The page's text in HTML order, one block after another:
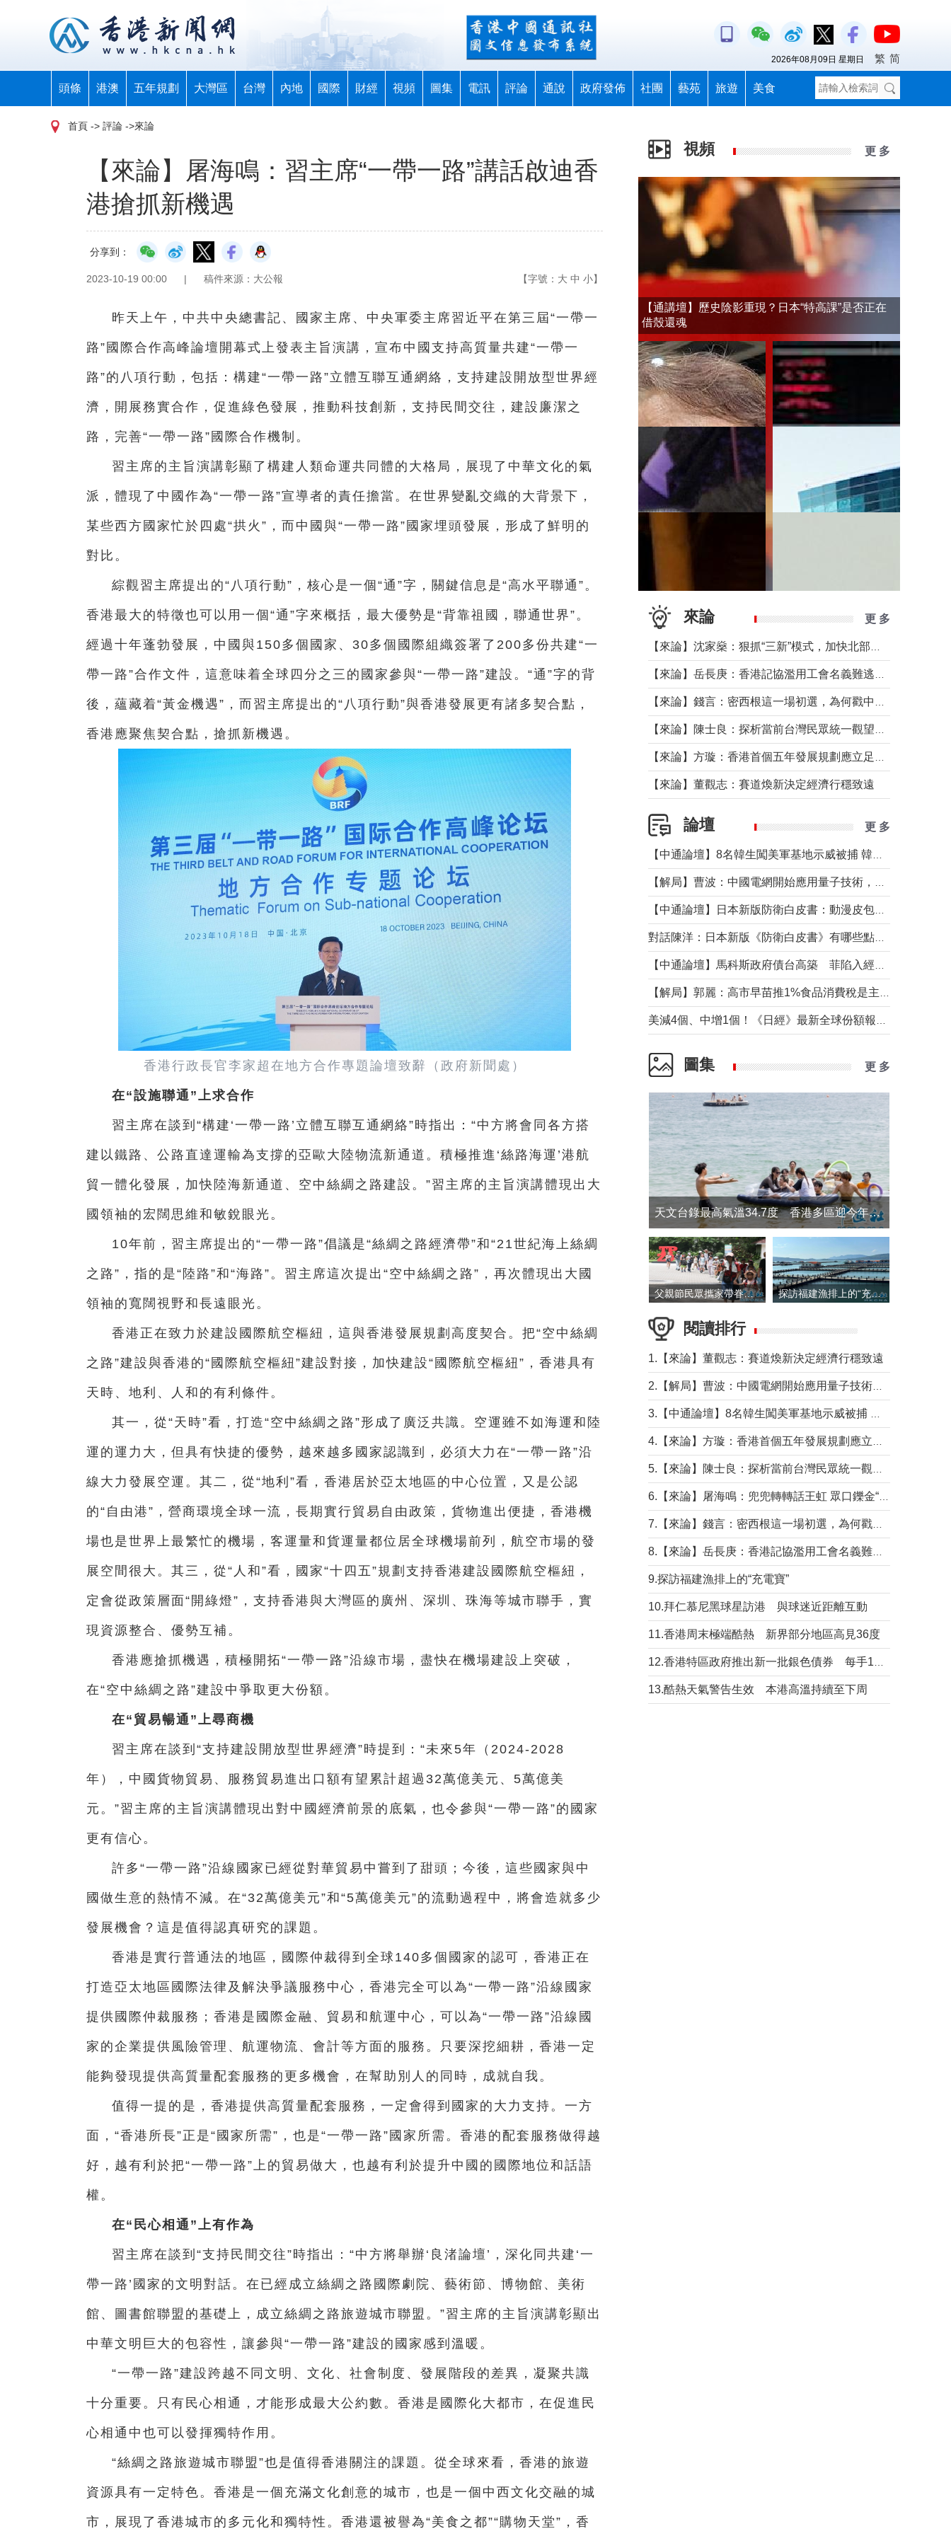
頭條 港澳 五年規劃 大灣區 台灣 內地 國際 財經 視頻 圖集 電訊 評論 通說 政府發佈 社團 藝苑 旅遊 美食
2026年08月09日 星期日 繁 简
首頁 -> 評論 ->來論
【來論】屠海鳴：習主席“一帶一路”講話啟迪香
港搶抓新機遇
分享到：
2023-10-19 00:00 | 稿件來源：大公報 【字號： 大 中 小】
昨天上午，中共中央總書記、國家主席、中央軍委主席習近平在第三屆“一帶一
路”國際合作高峰論壇開幕式上發表主旨演講，宣布中國支持高質量共建“一帶一
路”的八項行動，包括：構建“一帶一路”立體互聯互通網絡，支持建設開放型世界經
濟，開展務實合作，促進綠色發展，推動科技創新，支持民間交往，建設廉潔之
路，完善“一帶一路”國際合作機制。
習主席的主旨演講彰顯了構建人類命運共同體的大格局，展現了中華文化的氣
派，體現了中國作為“一帶一路”宣導者的責任擔當。在世界變亂交織的大背景下，
某些西方國家忙於四處“拱火”，而中國與“一帶一路”國家埋頭發展，形成了鮮明的
對比。
綜觀習主席提出的“八項行動”，核心是一個“通”字，關鍵信息是“高水平聯通”。
香港最大的特徵也可以用一個“通”字來概括，最大優勢是“背靠祖國，聯通世界”。
經過十年蓬勃發展，中國與150多個國家、30多個國際組織簽署了200多份共建“一
帶一路”合作文件，這意味着全球四分之三的國家參與“一帶一路”建設。“通”字的背
後，蘊藏着“黃金機遇”，而習主席提出的“八項行動”與香港發展更有諸多契合點，
香港應聚焦契合點，搶抓新機遇。
香港行政長官李家超在地方合作專題論壇致辭（政府新聞處）
在“設施聯通”上求合作
習主席在談到“構建‘一帶一路’立體互聯互通網絡”時指出：“中方將會同各方搭
建以鐵路、公路直達運輸為支撐的亞歐大陸物流新通道。積極推進‘絲路海運’港航
貿一體化發展，加快陸海新通道、空中絲綢之路建設。”習主席的主旨演講體現出大
國領袖的宏闊思維和敏銳眼光。
10年前，習主席提出的“一帶一路”倡議是“絲綢之路經濟帶”和“21世紀海上絲綢
之路”，指的是“陸路”和“海路”。習主席這次提出“空中絲綢之路”，再次體現出大國
領袖的寬闊視野和長遠眼光。
香港正在致力於建設國際航空樞紐，這與香港發展規劃高度契合。把“空中絲綢
之路”建設與香港的“國際航空樞紐”建設對接，加快建設“國際航空樞紐”，香港具有
天時、地利、人和的有利條件。
其一，從“天時”看，打造“空中絲綢之路”形成了廣泛共識。空運雖不如海運和陸
運的運力大，但具有快捷的優勢，越來越多國家認識到，必須大力在“一帶一路”沿
線大力發展空運。其二，從“地利”看，香港居於亞太地區的中心位置，又是公認
的“自由港”，營商環境全球一流，長期實行貿易自由政策，貨物進出便捷，香港機
場也是世界上最繁忙的機場，客運量和貨運量都位居全球機場前列，航空市場的發
展空間很大。其三，從“人和”看，國家“十四五”規劃支持香港建設國際航空樞紐，
定會從政策層面“開綠燈”，支持香港與大灣區的廣州、深圳、珠海等城市聯手，實
現資源整合、優勢互補。
香港應搶抓機遇，積極開拓“一帶一路”沿線市場，盡快在機場建設上突破，
在“空中絲綢之路”建設中爭取更大份額。
在“貿易暢通”上尋商機
習主席在談到“支持建設開放型世界經濟”時提到：“未來5年（2024-2028
年），中國貨物貿易、服務貿易進出口額有望累計超過32萬億美元、5萬億美
元。”習主席的主旨演講體現出對中國經濟前景的底氣，也令參與“一帶一路”的國家
更有信心。
許多“一帶一路”沿線國家已經從對華貿易中嘗到了甜頭；今後，這些國家與中
國做生意的熱情不減。在“32萬億美元”和“5萬億美元”的流動過程中，將會造就多少
發展機會？這是值得認真研究的課題。
香港是實行普通法的地區，國際仲裁得到全球140多個國家的認可，香港正在
打造亞太地區國際法律及解決爭議服務中心，香港完全可以為“一帶一路”沿線國家
提供國際仲裁服務；香港是國際金融、貿易和航運中心，可以為“一帶一路”沿線國
家的企業提供風險管理、航運物流、會計等方面的服務。只要深挖細耕，香港一定
能夠發現提供高質量配套服務的更多機會，在幫助別人的同時，成就自我。
值得一提的是，香港提供高質量配套服務，一定會得到國家的大力支持。一方
面，“香港所長”正是“國家所需”，也是“一帶一路”國家所需。香港的配套服務做得越
好，越有利於把“一帶一路”上的貿易做大，也越有利於提升中國的國際地位和話語
權。
在“民心相通”上有作為
習主席在談到“支持民間交往”時指出：“中方將舉辦‘良渚論壇’，深化同共建‘一
帶一路’國家的文明對話。在已經成立絲綢之路國際劇院、藝術節、博物館、美術
館、圖書館聯盟的基礎上，成立絲綢之路旅遊城市聯盟。”習主席的主旨演講彰顯出
中華文明巨大的包容性，讓參與“一帶一路”建設的國家感到溫暖。
“一帶一路”建設跨越不同文明、文化、社會制度、發展階段的差異，凝聚共識
十分重要。只有民心相通，才能形成最大公約數。香港是國際化大都市，在促進民
心相通中也可以發揮獨特作用。
“絲綢之路旅遊城市聯盟”也是值得香港關注的課題。從全球來看，香港的旅遊
資源具有一定特色。香港是一個充滿文化創意的城市，也是一個中西文化交融的城
市，展現了香港城市的多元化和獨特性。香港還被譽為“美食之都”“購物天堂”，香
視頻 更 多
【通講壇】歷史陰影重現？日本“特高課”是否正在
借殼還魂
來論 更 多
【來論】董觀志：賽道煥新決定經濟行穩致遠
論壇 更 多
圖集 更 多
天文台錄最高氣溫34.7度 香港多區迎今年最熱一天
父親節民眾攜家帶眷出遊 探訪福建漁排上的“充電寶”
閱讀排行
1.【來論】董觀志：賽道煥新決定經濟行穩致遠
9.探訪福建漁排上的“充電寶”
10.拜仁慕尼黑球星訪港 與球迷近距離互動
11.香港周末極端酷熱 新界部分地區高見36度
13.酷熱天氣警告生效 本港高溫持續至下周